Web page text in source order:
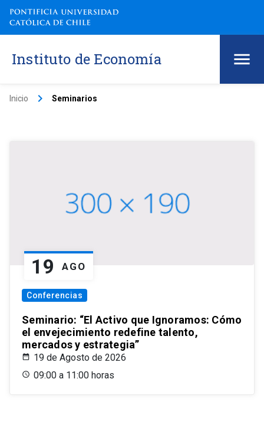
Instituto de Economía
Inicio keyboard_arrow_right Seminarios
19 AGO
Conferencias
Seminario: “El Activo que Ignoramos: Cómo
el envejecimiento redefine talento,
mercados y estrategia”
19 de Agosto de 2026
09:00 a 11:00 horas